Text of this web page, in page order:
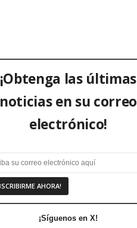
¡Obtenga las últimas
noticias en su correo
electrónico!
¡Síguenos en X!